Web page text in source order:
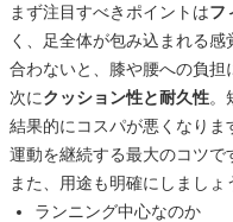
まず注目すべきポイントはフ
く、足全体が包み込まれる
合わないと、膝や腰への負担
次にクッション性と耐久性。
結果的にコスパが悪くなりま
運動を継続する最大のコツで
また、用途も明確にしましょ
ランニング中心なのか